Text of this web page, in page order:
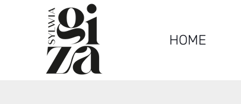
HOME